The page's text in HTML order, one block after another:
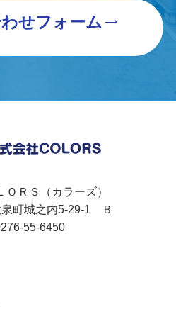
せフォーム
ＲＳ（カラーズ）
泉町城之内5-29-1 Ｂ
55-6450